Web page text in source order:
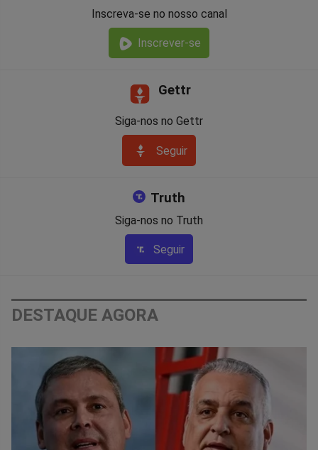
Inscreva-se no nosso canal
Inscrever-se
Gettr
Siga-nos no Gettr
Seguir
Truth
Siga-nos no Truth
Seguir
DESTAQUE AGORA